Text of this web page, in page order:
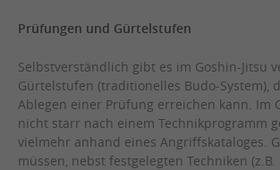
Prüfungen und Gürtelstufen
Selbstverständlich gibt es im Goshin-Jitsu
Gürtelstufen (traditionelles Budo-System),
Ablegen einer Prüfung erreichen kann. Im
nicht starr nach einem Technikprogramm
vielmehr anhand eines Angriffskataloges.
müssen, nebst festgelegten Techniken (z.B.